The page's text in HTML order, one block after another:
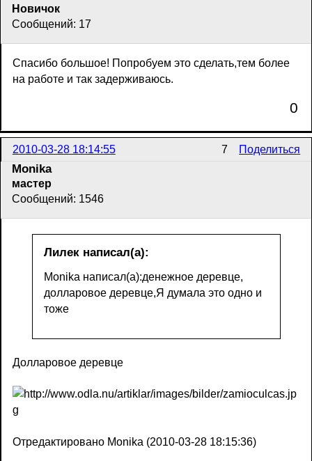
Новичок
Сообщений: 17
Спасибо большое! Попробуем это сделать,тем более
на работе и так задерживаюсь.
0
Поделиться
7
2010-03-28 18:14:55
Monika
мастер
Сообщений: 1546
Лилек написал(а):
Monika написал(а):денежное деревце,
долларовое деревце,Я думала это одно и
тоже
Долларовое деревце
Отредактировано Monika (2010-03-28 18:15:36)